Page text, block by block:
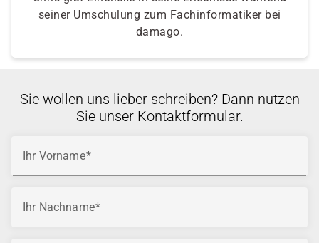
seiner Umschulung zum Fachinformatiker bei
damago.
Sie wollen uns lieber schreiben? Dann nutzen
Sie unser Kontaktformular.
Ihr Vorname
Ihr Nachname